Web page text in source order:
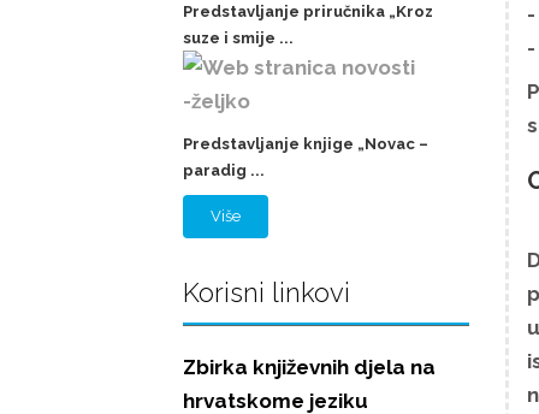
Predstavljanje priručnika „Kroz
suze i smije ...
Predstavljanje knjige „Novac –
paradig ...
Više
Korisni linkovi
Zbirka književnih djela na
hrvatskome jeziku